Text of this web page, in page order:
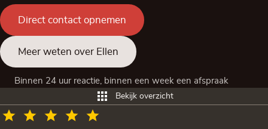
Direct contact opnemen
Meer weten over Ellen
Binnen 24 uur reactie, binnen een week een afspraak
Bekijk overzicht